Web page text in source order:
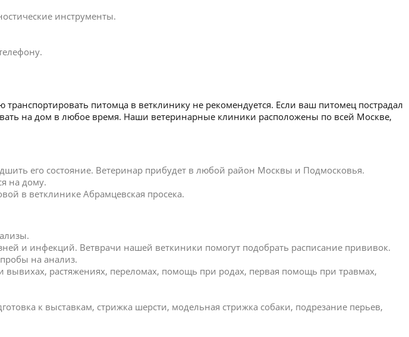
инструменты.
питомца в ветклинику не рекомендуется. Если ваш питомец пострадал
на дом в любое время. Наши ветеринарные клиники расположены по всей Москве,
его состояние. Ветеринар прибудет в любой район Москвы и Подмосковья.
на дому.
в ветклинике Абрамцевская просека.
и инфекций. Ветврачи нашей веткиники помогут подобрать расписание прививок.
на анализ.
вывихах, растяжениях, переломах, помощь при родах, первая помощь при травмах,
к выставкам, стрижка шерсти, модельная стрижка собаки, подрезание перьев,